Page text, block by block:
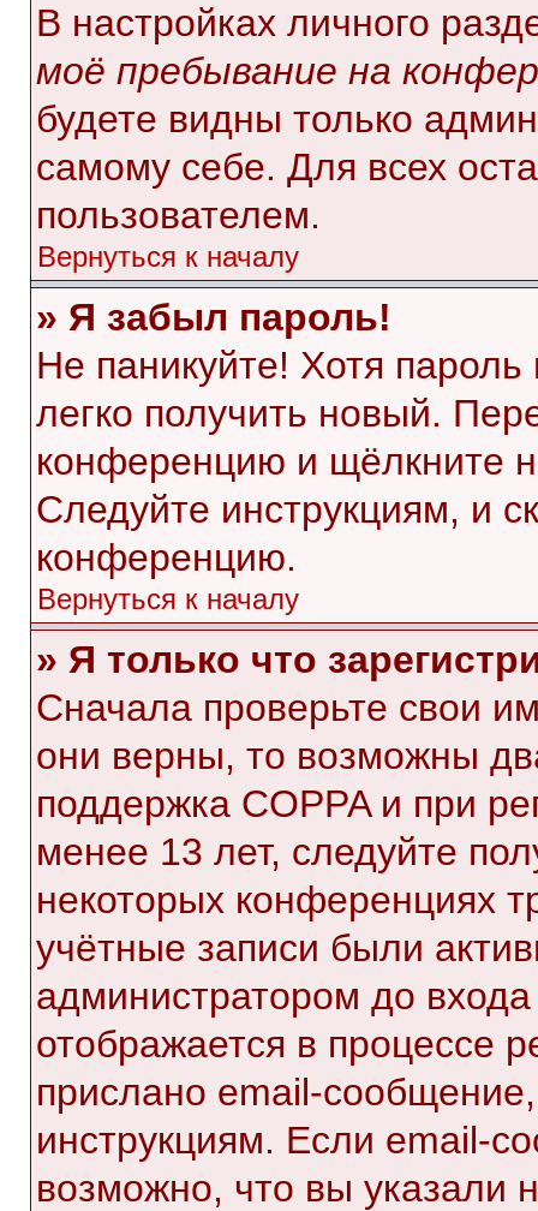
В настройках личного
моё пребывание на
будете видны только
самому себе. Для всех
пользователем.
Вернуться к началу
» Я забыл пароль!
Не паникуйте! Хотя
легко получить новый.
конференцию и щёлкните
Следуйте инструкциям, и
конференцию.
Вернуться к началу
» Я только что
Сначала проверьте свои
они верны, то возможны
поддержка COPPA и при
менее 13 лет, следуйте
некоторых конференциях
учётные записи были
администратором до
отображается в процессе
прислано email-
инструкциям. Если email-
возможно, что вы указали